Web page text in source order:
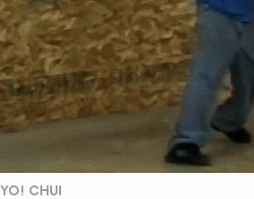
YO! CHUI